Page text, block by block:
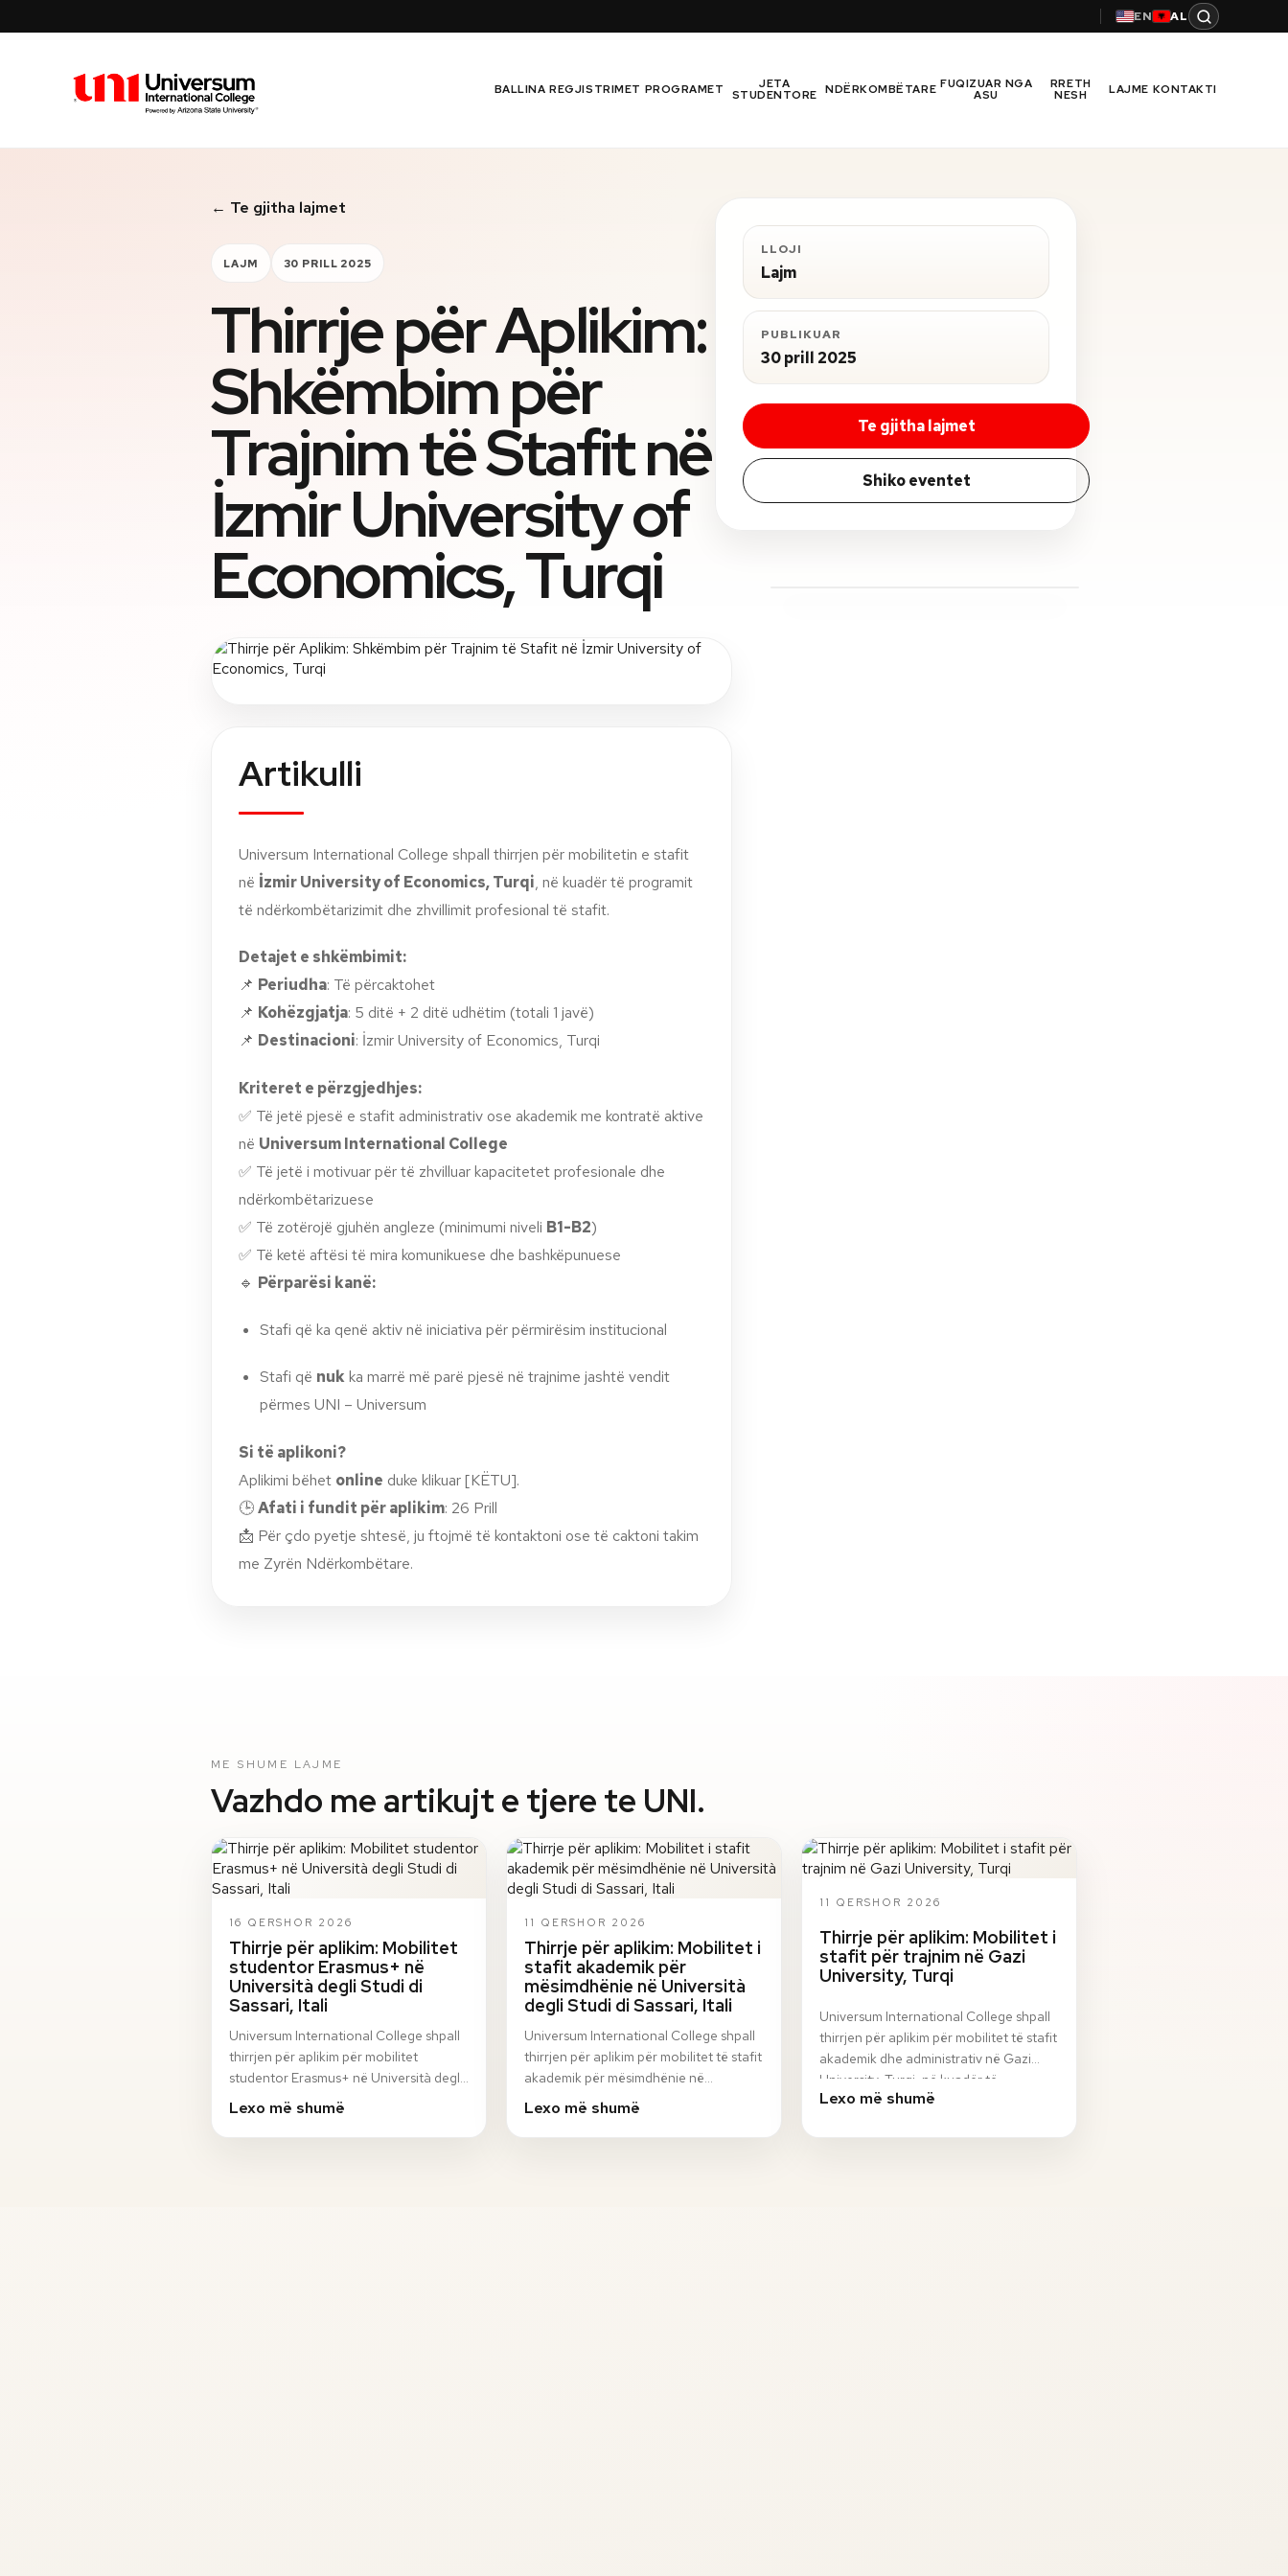
EN AL
Universum University BALLINA REGJISTRIMET PROGRAMET JETA
STUDENTORE NDËRKOMBËTARE FUQIZUAR NGA
ASU
RRETH
NESH LAJME KONTAKTI
← Te gjitha lajmet
LAJM 30 PRILL 2025
Thirrje për Aplikim:
Shkëmbim për
Trajnim të Stafit në
İzmir University of
Economics, Turqi
Artikulli
Universum International College shpall thirrjen për mobilitetin e stafit
në İzmir University of Economics, Turqi, në kuadër të programit
të ndërkombëtarizimit dhe zhvillimit profesional të stafit.
Detajet e shkëmbimit:
📌 Periudha: Të përcaktohet
📌 Kohëzgjatja: 5 ditë + 2 ditë udhëtim (totali 1 javë)
📌 Destinacioni: İzmir University of Economics, Turqi
Kriteret e përzgjedhjes:
✅ Të jetë pjesë e stafit administrativ ose akademik me kontratë aktive
në Universum International College
✅ Të jetë i motivuar për të zhvilluar kapacitetet profesionale dhe
ndërkombëtarizuese
✅ Të zotërojë gjuhën angleze (minimumi niveli B1-B2)
✅ Të ketë aftësi të mira komunikuese dhe bashkëpunuese
🔹 Përparësi kanë:
Stafi që ka qenë aktiv në iniciativa për përmirësim institucional
Stafi që nukka marrë më parë pjesë në trajnime jashtë vendit
përmes UNI – Universum
Si të aplikoni?
Aplikimi bëhet online duke klikuar [KËTU].
🕒Afati i fundit për aplikim: 26 Prill
📩 Për çdo pyetje shtesë, ju ftojmë të kontaktoni ose të caktoni takim
me Zyrën Ndërkombëtare.
LLOJI
Lajm
PUBLIKUAR
30 prill 2025
Te gjitha lajmet
Shiko eventet
ME SHUME LAJME
Vazhdo me artikujt e tjere te UNI.
16 QERSHOR 2026
Thirrje për aplikim: Mobilitet
studentor Erasmus+ në
Università degli Studi di
Sassari, Itali
Universum International College shpall
thirrjen për aplikim për mobilitet
studentor Erasmus+ në Università degli
Studi di Sassari, Itali, për semestrin
Lexo më shumë
11 QERSHOR 2026
Thirrje për aplikim: Mobilitet i
stafit akademik për
mësimdhënie në Università
degli Studi di Sassari, Itali
Universum International College shpall
thirrjen për aplikim për mobilitet të stafit
akademik për mësimdhënie në
Università degli Studi di Sassari, Itali, në
Lexo më shumë
11 QERSHOR 2026
Thirrje për aplikim: Mobilitet i
stafit për trajnim në Gazi
University, Turqi
Universum International College shpall
thirrjen për aplikim për mobilitet të stafit
akademik dhe administrativ në Gazi
University, Turqi, në kuadër të
programi…
Lexo më shumë